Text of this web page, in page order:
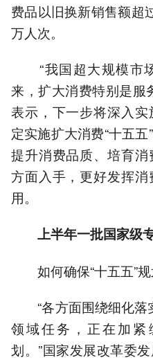
费品以旧换新销售额超
万人次。
“我国超大规模市
来，扩大消费特别是服
表示，下一步将深入
定实施扩大消费“十五五
提升消费品质、培育
方面入手，更好发挥
用。
上半年一批国家级
如何确保“十五五”规
“各方面围绕细化落
领域任务，正在加
划。”国家发展改革委